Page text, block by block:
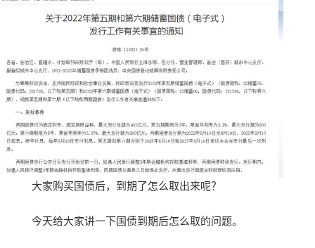
大家购买国债后，到期了怎么取出来呢？
今天给大家讲一下国债到期后怎么取的问题。